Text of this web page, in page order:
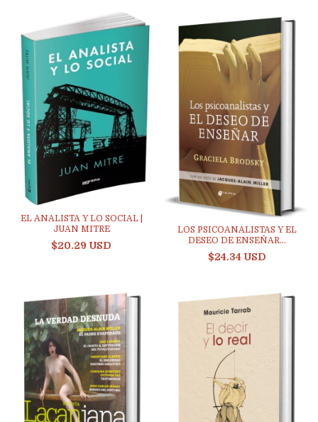
EL ANALISTA Y LO SOCIAL |
JUAN MITRE
$20.29 USD
LOS PSICOANALISTAS Y EL
DESEO DE ENSEÑAR...
$24.34 USD